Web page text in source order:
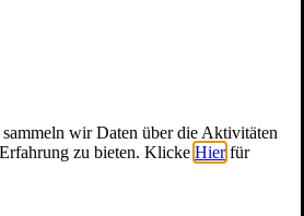
wir Daten über die Aktivitäten
zu bieten. Klicke Hier für